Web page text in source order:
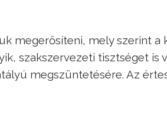
megerősíteni, mely szerint a
szakszervezeti tisztséget is
megszüntetésére. Az